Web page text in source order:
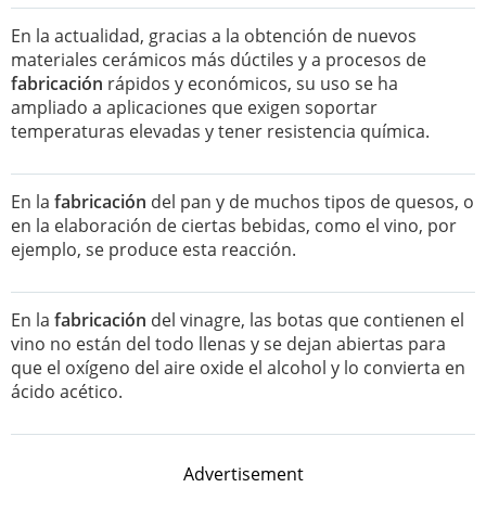
En la actualidad, gracias a la obtención de nuevos
materiales cerámicos más dúctiles y a procesos de
fabricación rápidos y económicos, su uso se ha
ampliado a aplicaciones que exigen soportar
temperaturas elevadas y tener resistencia química.
En la fabricación del pan y de muchos tipos de quesos, o
en la elaboración de ciertas bebidas, como el vino, por
ejemplo, se produce esta reacción.
En la fabricación del vinagre, las botas que contienen el
vino no están del todo llenas y se dejan abiertas para
que el oxígeno del aire oxide el alcohol y lo convierta en
ácido acético.
Advertisement